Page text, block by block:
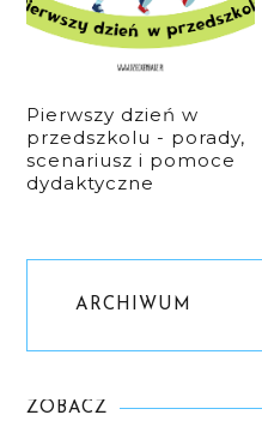
Pierwszy dzień w
przedszkolu - porady,
scenariusz i pomoce
dydaktyczne
ARCHIWUM
ZOBACZ